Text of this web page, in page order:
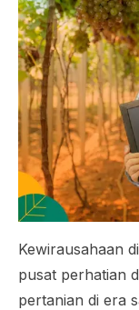
Kewirausahaan
pusat perhatian
pertanian di era